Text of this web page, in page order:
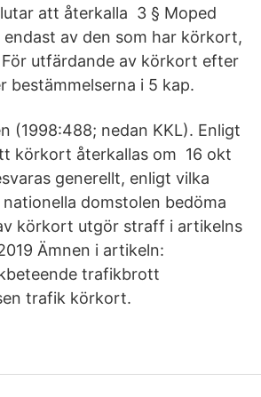
att återkalla 3 § Moped
endast av den som har körkort,
utfärdande av körkort efter
bestämmelserna i 5 kap.
(1998:488; nedan KKL). Enligt
körkort återkallas om 16 okt
generellt, enligt vilka
domstolen bedöma
körkort utgör straff i artikelns
Ämnen i artikeln:
trafikbrott
trafik körkort.